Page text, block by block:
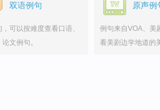
双语例句
可以按难度查看口语、
文例句。
原声例
例句来自VOA、美
看美剧边学地道的